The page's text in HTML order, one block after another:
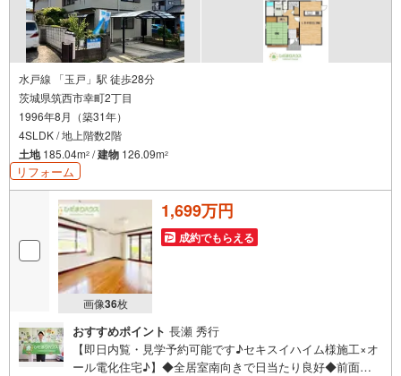
受
け
取
る
・
条
件
イ
ペ
保
存
水戸線 「玉戸」駅 徒歩28分
茨城県筑西市幸町2丁目
1996年8月（築31年）
4SLDK / 地上階数2階
土地185.04m2 /建物 126.09m2
リフォーム
画像36枚
1,699万円
成約でもらえる
おすすめポイント 長瀬 秀行
【即日内覧・見学予約可能です♪セキスイハイム様施工×オ
ール電化住宅♪】◆全居室南向きで日当たり良好◆前面道